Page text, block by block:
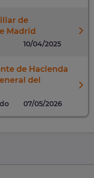
de
Madrid
10/04/2025
de Hacienda
del
07/05/2026